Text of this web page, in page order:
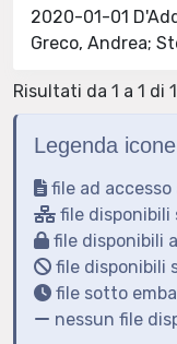
2020-01-01
Greco, Andrea;
Risultati da 1 a 1 di 1
Legenda icone
file ad accesso
file
file disponibili
file disponibili
file sotto
nessun file